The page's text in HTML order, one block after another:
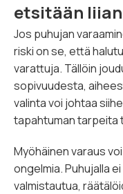
etsitään
Jos puhujan
riski on se, että
varattuja. Tällöin
sopivuudesta,
valinta voi johtaa
tapahtuman tarpeita
Myöhäinen varaus
ongelmia. Puhujalla
valmistautua,